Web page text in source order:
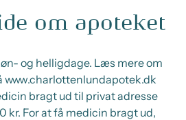
om apoteket
og helligdage. Læs mere om
www.charlottenlundapotek.dk
bragt ud til privat adresse
kr. For at få medicin bragt ud,